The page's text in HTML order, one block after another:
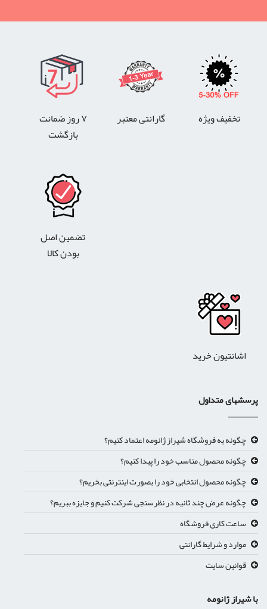
تخفیف ویژه گارانتی معتبر
۷ روز ضمانت
بازگشت
تضمین اصل
بودن کالا
اشانتیون خرید
پرسشهای متداول
چگونه به فروشگاه شیراز ژانومه اعتماد کنیم؟
چگونه محصول مناسب خود را پیدا کنیم؟
چگونه محصول انتخابی خود را بصورت اینترنتی بخریم؟
چگونه عرض چند ثانیه در نظرسنجی شرکت کنیم و جایزه ببریم؟
ساعت کاری فروشگاه
موارد و شرایط گارانتی
قوانین سایت
با شیراز ژانومه